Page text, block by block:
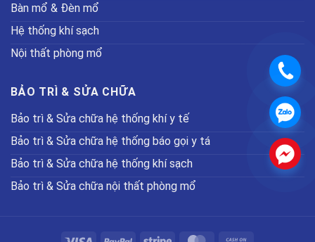
Bàn mổ & Đèn mổ
Hệ thống khí sạch
Nội thất phòng mổ
BẢO TRÌ & SỬA CHỮA
Bảo trì & Sửa chữa hệ thống khí y tế
Bảo trì & Sửa chữa hệ thống báo gọi y tá
Bảo trì & Sửa chữa hệ thống khí sạch
Bảo trì & Sửa chữa nội thất phòng mổ
.
.
.